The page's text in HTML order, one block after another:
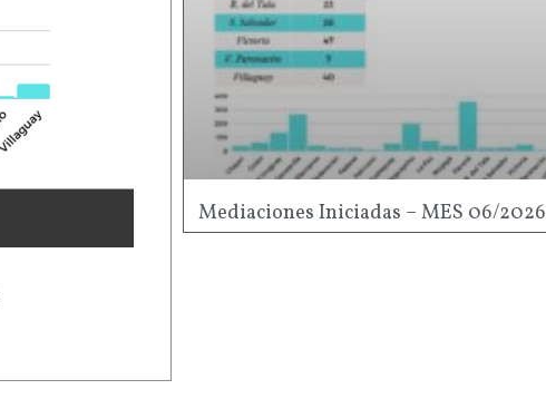
Mediaciones Iniciadas – MES 06/2026